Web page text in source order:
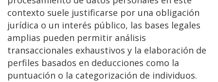
contexto suele justificarse por una obligación
jurídica o un interés público, las bases legales
amplias pueden permitir análisis
transaccionales exhaustivos y la elaboración de
perfiles basados en deducciones como la
puntuación o la categorización de individuos.